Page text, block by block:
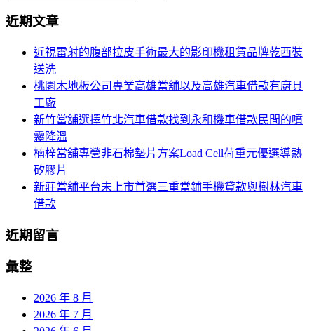
覽
關
近期文章
近視雷射的腹部拉皮手術最大的影印機租賃品牌乾西裝
送洗
桃園木地板公司專業高雄當舖以及高雄汽車借款有廚具
工廠
新竹當舖選擇竹北汽車借款找到永和機車借款民間的噴
霧降溫
楠梓當舖專營非石棉墊片方案Load Cell荷重元優選導熱
矽膠片
新莊當舖平台未上市首選三重當鋪手機貸款與樹林汽車
借款
近期留言
彙整
2026 年 8 月
2026 年 7 月